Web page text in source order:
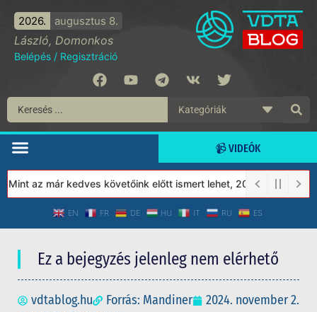
2026. augusztus 8.
László, Domonkos
Belépés / Regisztráció
📹 VIDEÓK
az már kedves követőink előtt ismert lehet, 2023-tól a Védett
EN FR DE HU IT RU ES
Ez a bejegyzés jelenleg nem elérhető
vdtablog.hu Forrás: Mandiner
2024. november 2.